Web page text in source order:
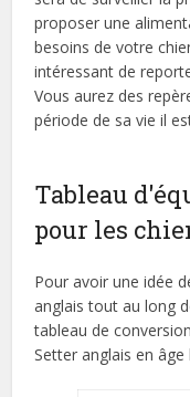
proposer une
besoins de votre
intéressant de
Vous aurez des
période de sa vie il
Tableau
pour les
Pour avoir une idée
anglais tout au long
tableau de
Setter anglais en âge